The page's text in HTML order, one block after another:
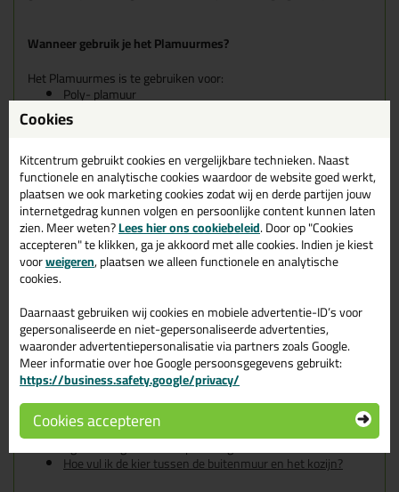
Wanneer gebruik je het Plamuurmes?
Het Plamuurmes is te gebruiken voor:
Poly- plamuur
Vezel- plamuur
Het zetten van een kleine hoek
Het afsteken van behang
Zie hier al onze plamuren
Kenmerken
Gemaakt van roestvrijstaal
Ergonomisch vormgegeven softgrip handvat
Maten:
50mm
75mm
Tips & tricks voor ANZA RVS
Plamuurmes - Softgrip
In de volgende blogs wordt dit product gebruikt:
Hoe vul ik de kier tussen de buitenmuur en het kozijn?
Cookies
Kitcentrum gebruikt cookies en vergelijkbare technieken. Naast
functionele en analytische cookies waardoor de website goed werkt,
plaatsen we ook marketing cookies zodat wij en derde partijen jouw
internetgedrag kunnen volgen en persoonlijke content kunnen laten
zien. Meer weten?Lees hier ons cookiebeleid. Door op "Cookies
accepteren" te klikken, ga je akkoord met alle cookies. Indien je kiest
voorweigeren, plaatsen we alleen functionele en analytische
cookies.
Daarnaast gebruiken wij cookies en mobiele advertentie-ID’s voor
gepersonaliseerde en niet-gepersonaliseerde advertenties,
waaronder advertentiepersonalisatie via partners zoals Google.
Meer informatie over hoe Google persoonsgegevens gebruikt:
https://business.safety.google/privacy/
Cookies accepteren